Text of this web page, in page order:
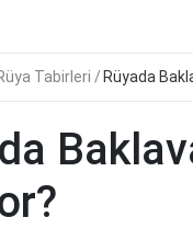
Tabirleri Rüyada